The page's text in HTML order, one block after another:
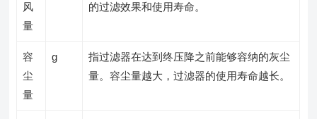
风
量
的过滤效果和使用寿命。
容
尘
量
g
指过滤器在达到终压降之前能够容纳的灰尘
量。容尘量越大，过滤器的使用寿命越长。